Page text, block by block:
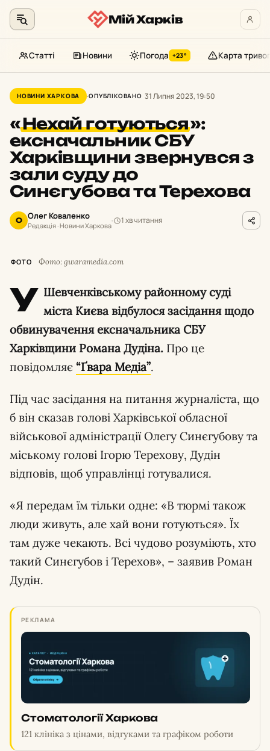
до
контенту
Мій Харків
Статті Новини Погода +23° Карта тривог
НОВИНИ ХАРКОВА ОПУБЛІКОВАНО 31 Липня 2023, 19:50
«Нехай готуються»:
ексначальник СБУ
Харківщини звернувся з
зали суду до
Синєгубова та Терехова
О Олег Коваленко
Редакція · Новини Харкова
1 хв читання
ФОТО Фото: gwaramedia.com
У Шевченківському районному суді
міста Києва відбулося засідання щодо
обвинувачення ексначальника СБУ
Харківщини Романа Дудіна. Про це
повідомляє “Ґвара Медіа”.
Під час засідання на питання журналіста, що
б він сказав голові Харківської обласної
військової адміністрації Олегу Синєгубову та
міському голові Ігорю Терехову, Дудін
відповів, щоб управлінці готувалися.
«Я передам їм тільки одне: «В тюрмі також
люди живуть, але хай вони готуються». Їх
там дуже чекають. Всі чудово розуміють, хто
такий Синєгубов і Терехов», – заявив Роман
Дудін.
РЕКЛАМА
Стоматології Харкова
121 клініка з цінами, відгуками та графіком роботи